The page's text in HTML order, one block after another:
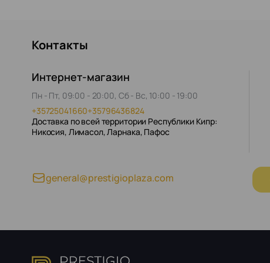
Контакты
Интернет-магазин
Пн - Пт, 09:00 - 20:00, Сб - Вс, 10:00 - 19:00
+35725041660+35796436824
Доставка по всей территории Республики Кипр:
Никосия, Лимасол, Ларнака, Пафос
general@prestigioplaza.com